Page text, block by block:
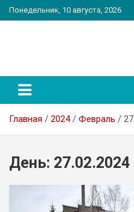
Перейти
к
Понедельник, 10 августа, 2026
Главная 2024 Февраль 27
День: 27.02.2024